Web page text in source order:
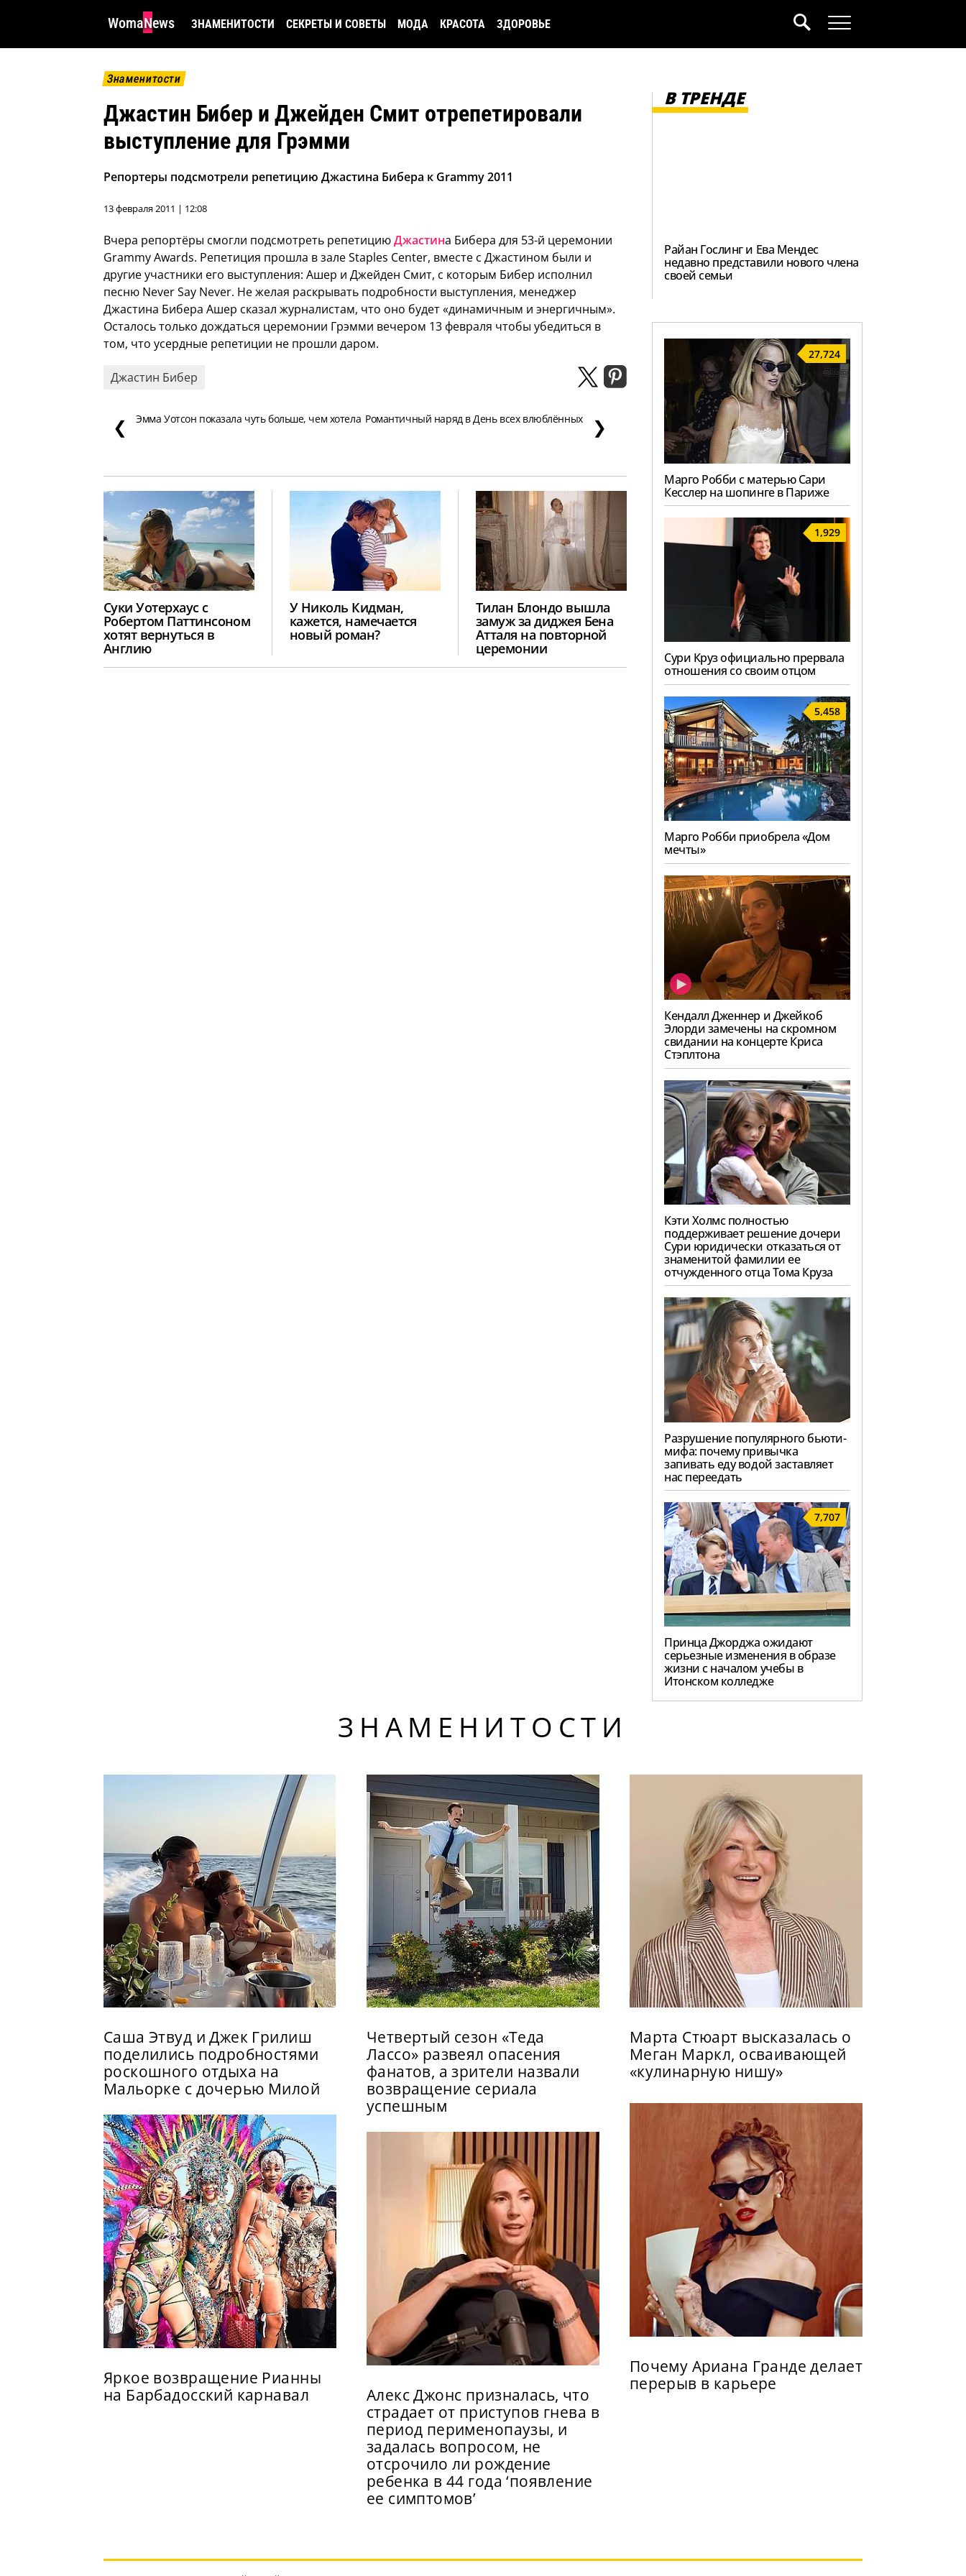
WomaNews ЗНАМЕНИТОСТИ СЕКРЕТЫ И СОВЕТЫ МОДА КРАСОТА ЗДОРОВЬЕ
Знаменитости
Джастин Бибер и Джейден Смит отрепетировали
выступление для Грэмми
Репортеры подсмотрели репетицию Джастина Бибера к Grammy 2011
13 февраля 2011 | 12:08
Вчера репортёры смогли подсмотреть репетициюДжастина Бибера для 53-й церемонии
Grammy Awards. Репетиция прошла в зале Staples Center, вместе с Джастином были и
другие участники его выступления: Ашер и Джейден Смит, с которым Бибер исполнил
песню Never Say Never. Не желая раскрывать подробности выступления, менеджер
Джастина Бибера Ашер сказал журналистам, что оно будет «динамичным и энергичным».
Осталось только дождаться церемонии Грэмми вечером 13 февраля чтобы убедиться в
том, что усердные репетиции не прошли даром.
Джастин Бибер
❮ Эмма Уотсон показала чуть больше, чем хотела Романтичный наряд в День всех влюблённых ❯
Суки Уотерхаус с
Робертом Паттинсоном
хотят вернуться в
Англию
У Николь Кидман,
кажется, намечается
новый роман?
Тилан Блондо вышла
замуж за диджея Бена
Атталя на повторной
церемонии
В ТРЕНДЕ
Райан Гослинг и Ева Мендес
недавно представили нового члена
своей семьи
27,724
Марго Робби с матерью Сари
Кесслер на шопинге в Париже
1,929
Сури Круз официально прервала
отношения со своим отцом
5,458
Марго Робби приобрела «Дом
мечты»
Кендалл Дженнер и Джейкоб
Элорди замечены на скромном
свидании на концерте Криса
Стэплтона
Кэти Холмс полностью
поддерживает решение дочери
Сури юридически отказаться от
знаменитой фамилии ее
отчужденного отца Тома Круза
Разрушение популярного бьюти-
мифа: почему привычка
запивать еду водой заставляет
нас переедать
7,707
Принца Джорджа ожидают
серьезные изменения в образе
жизни с началом учебы в
Итонском колледже
ЗНАМЕНИТОСТИ
Саша Этвуд и Джек Грилиш
поделились подробностями
роскошного отдыха на
Мальорке с дочерью Милой
Яркое возвращение Рианны
на Барбадосский карнавал
Четвертый сезон «Теда
Лассо» развеял опасения
фанатов, а зрители назвали
возвращение сериала
успешным
Алекс Джонс призналась, что
страдает от приступов гнева в
период перименопаузы, и
задалась вопросом, не
отсрочило ли рождение
ребенка в 44 года ‘появление
ее симптомов’
Марта Стюарт высказалась о
Меган Маркл, осваивающей
«кулинарную нишу»
Почему Ариана Гранде делает
перерыв в карьере